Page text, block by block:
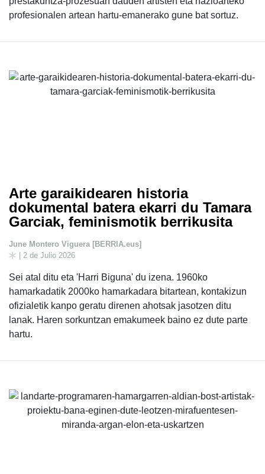
profesionalen artean hartu-emanerako gune bat sortuz.
Arte garaikidearen historia
dokumental batera ekarri du Tamara
Garciak, feminismotik berrikusita
June Montero Viguera [BERRIA.eus]
| 2 de Julio 2026
Sei atal ditu eta 'Harri Biguna' du izena. 1960ko
hamarkadatik 2000ko hamarkadara bitartean, kontakizun
ofizialetik kanpo geratu direnen ahotsak jasotzen ditu
lanak. Haren sorkuntzan emakumeek baino ez dute parte
hartu.